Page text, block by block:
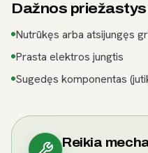
Dažnos priežastys
Nutrūkęs arba atsijungęs
Prasta elektros jungtis
Sugedęs komponentas
Reikia